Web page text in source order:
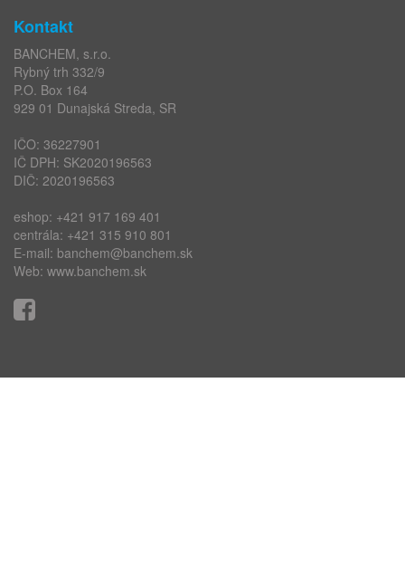
Kontakt
BANCHEM, s.r.o.
Rybný trh 332/9
P.O. Box 164
929 01 Dunajská Streda, SR
IČO: 36227901
IČ DPH: SK2020196563
DIČ: 2020196563
eshop: +421 917 169 401
centrála: +421 315 910 801
E-mail: banchem@banchem.sk
Web: www.banchem.sk